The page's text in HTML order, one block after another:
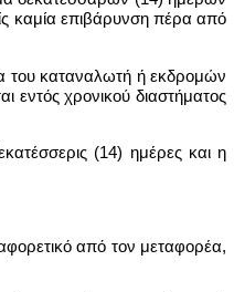
καμία επιβάρυνση πέρα από
του καταναλωτή ή εκδρομών
χρονικού διαστήματος
(14) ημέρες και η
από τον μεταφορέα,